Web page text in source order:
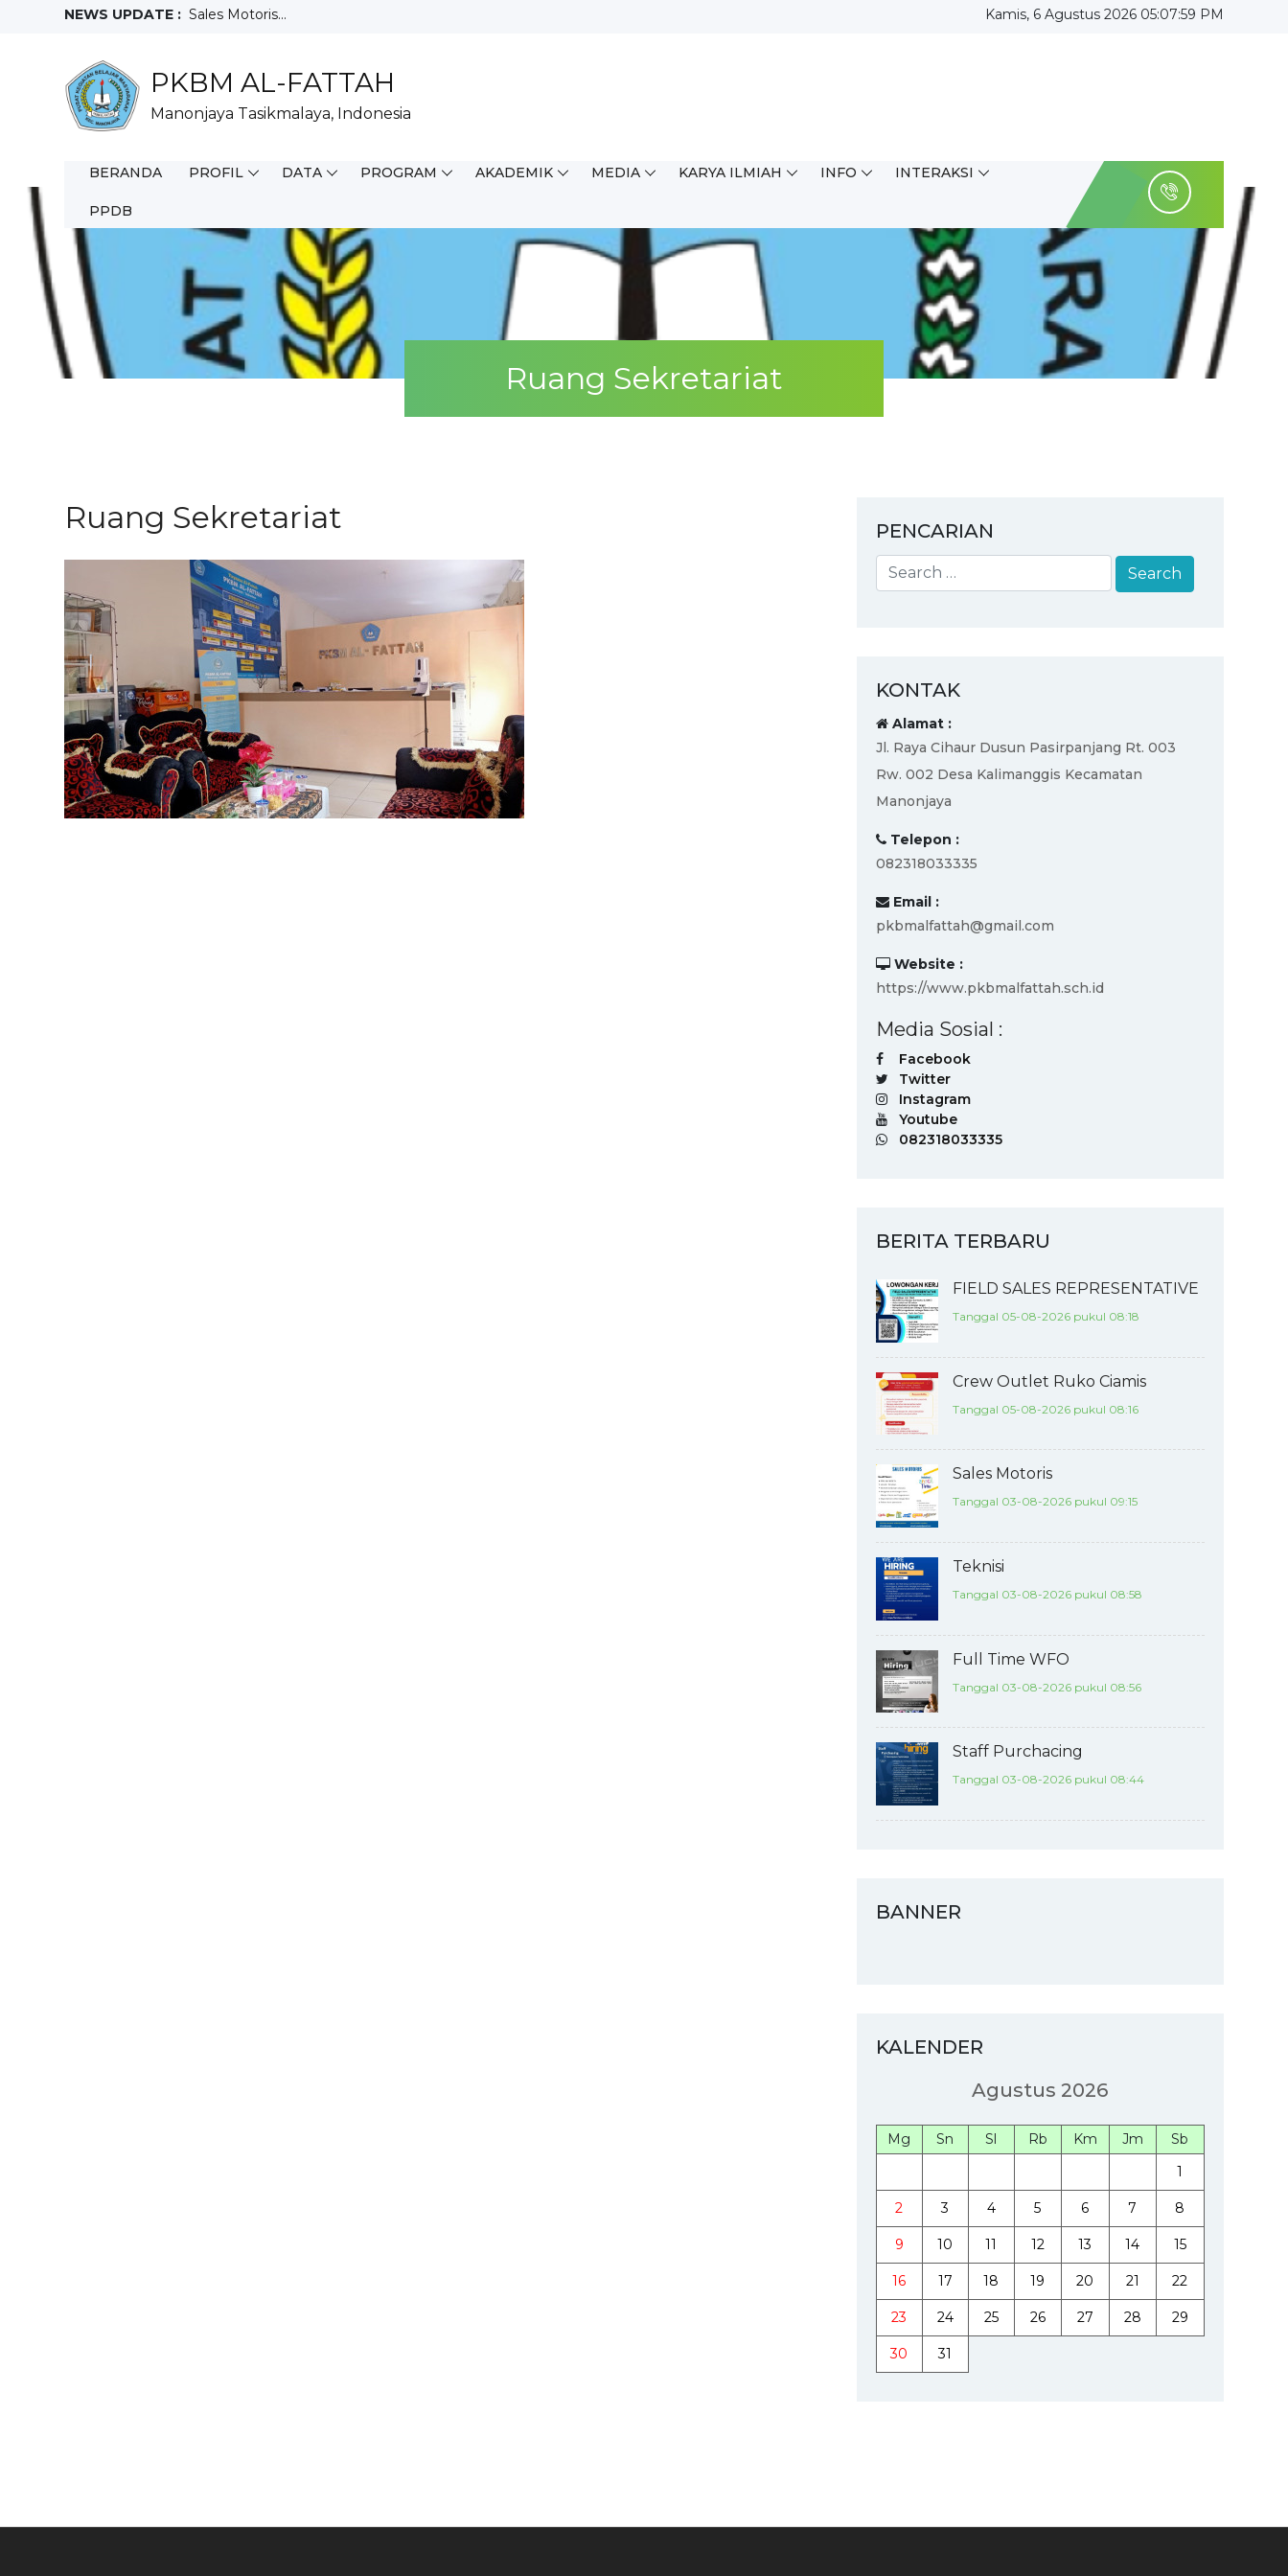
NEWS UPDATE : Sales Motoris...
Staff Purchacing...
Salesman Mix...
Helper Gudang...
FIELD SALES REPRESENTATIVE...
Kamis, 6 Agustus 2026 05:08:00 PM
PKBM AL-FATTAH
Manonjaya Tasikmalaya, Indonesia
BERANDA PROFIL DATA PROGRAM AKADEMIK MEDIA KARYA ILMIAH INFO INTERAKSI
PPDB
Ruang Sekretariat
Ruang Sekretariat PENCARIAN
KONTAK
Alamat :
Jl. Raya Cihaur Dusun Pasirpanjang Rt. 003
Rw. 002 Desa Kalimanggis Kecamatan
Manonjaya
Telepon :
082318033335
Email :
pkbmalfattah@gmail.com
Website :
https://www.pkbmalfattah.sch.id
Media Sosial :
Facebook
Twitter
Instagram
Youtube
082318033335
BERITA TERBARU
FIELD SALES REPRESENTATIVE
Tanggal 05-08-2026 pukul 08:18
Crew Outlet Ruko Ciamis
Tanggal 05-08-2026 pukul 08:16
Sales Motoris
Tanggal 03-08-2026 pukul 09:15
Teknisi
Tanggal 03-08-2026 pukul 08:58
Full Time WFO
Tanggal 03-08-2026 pukul 08:56
Staff Purchacing
Tanggal 03-08-2026 pukul 08:44
BANNER
KALENDER
Agustus 2026
Mg Sn Sl Rb Km Jm
Sb
1
2 3 4 5 6 7 8
9 10 11 12 13 14 15
16 17 18 19 20 21 22
23 24 25 26 27 28 29
30 31